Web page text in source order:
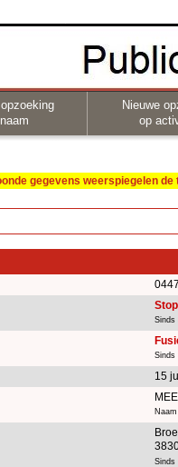
Nieuwe
op
gegevens weerspiegelen
Sinds
Sinds
15
Sinds